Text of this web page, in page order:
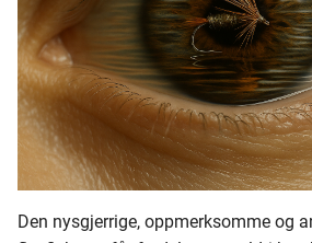
Den nysgjerrige, oppmerksomme og